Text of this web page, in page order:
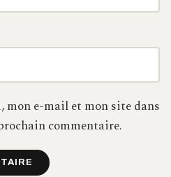
mon e-mail et mon site dans
commentaire.